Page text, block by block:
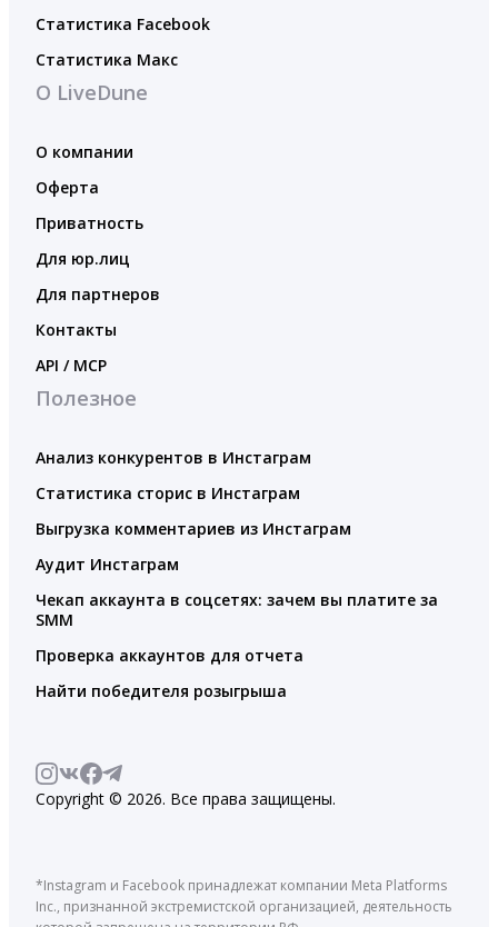
Статистика Facebook
Статистика Макс
О LiveDune
О компании
Оферта
Приватность
Для юр.лиц
Для партнеров
Контакты
API / MCP
Полезное
Анализ конкурентов в Инстаграм
Статистика сторис в Инстаграм
Выгрузка комментариев из Инстаграм
Аудит Инстаграм
Чекап аккаунта в соцсетях: зачем вы платите за
SMM
Проверка аккаунтов для отчета
Найти победителя розыгрыша
Copyright © 2026. Все права защищены.
*Instagram и Facebook принадлежат компании Meta Platforms
Inc., признанной экстремистской организацией, деятельность